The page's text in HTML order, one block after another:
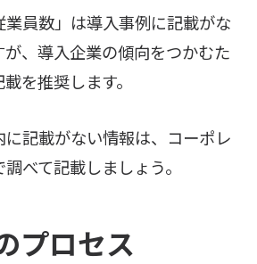
業員数」は導入事例に記載がな
、導入企業の傾向をつかむた
を推奨します。
記載がない情報は、コーポレ
べて記載しましょう。
プロセス